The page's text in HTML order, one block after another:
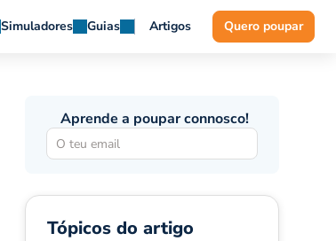
Simuladores Guias Artigos Quero poupar
Aprende a poupar connosco!
Tópicos do artigo